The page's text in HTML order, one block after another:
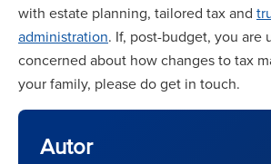
with estate planning, tailored tax and
administration. If, post-budget, you are
concerned about how changes to tax
your family, please do get in touch.
Autor